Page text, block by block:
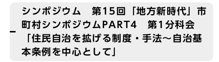
シンポジウム 第15回「地方新時代」市
町村シンポジウムPART4 第1分科会
「住民自治を拡げる制度・手法～自治基
本条例を中心として」